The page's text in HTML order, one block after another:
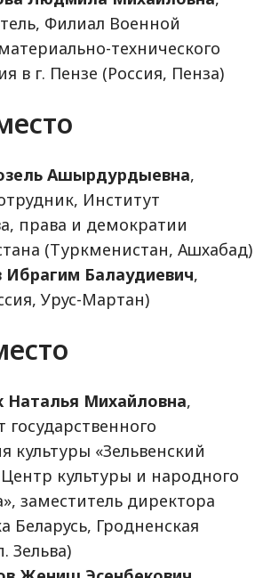
Филиал Военной
технического
в г. Пензе (Россия, Пенза)
Ашырдурдыевна,
Институт
права и демократии
(Туркменистан, Ашхабад)
Ибрагим Балаудиевич,
Урус-Мартан)
Наталья Михайловна,
государственного
культуры «Зельвенский
культуры и народного
заместитель директора
Беларусь, Гродненская
Зельва)